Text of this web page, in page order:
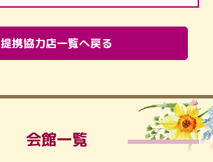
提携協力店一覧へ戻る
会館一覧